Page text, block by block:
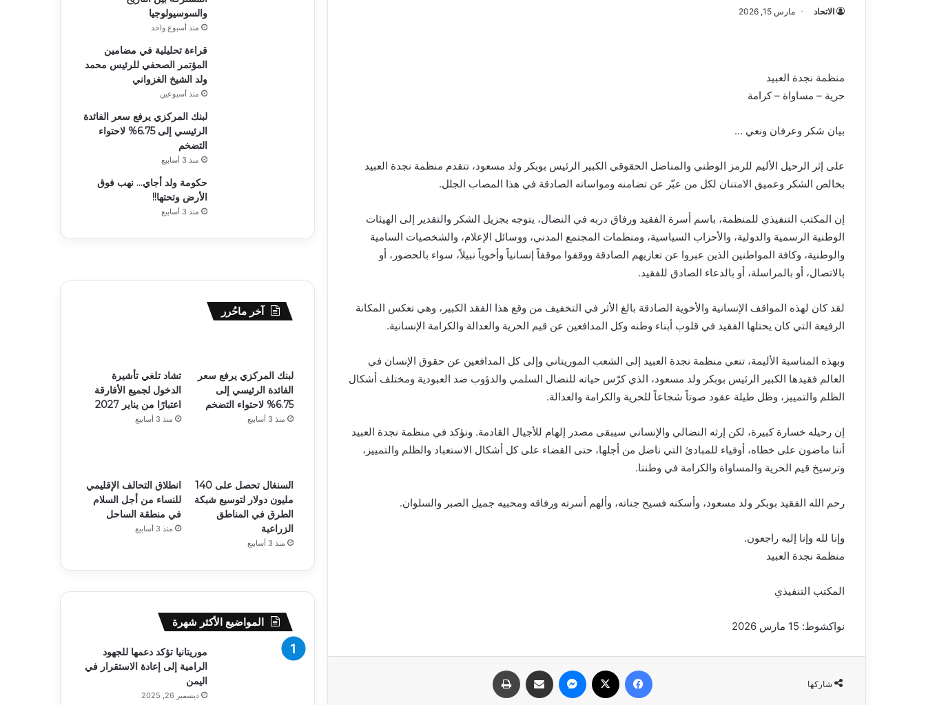
الاتحاد مارس 15, 2026
منظمة نجدة العبيد
حرية – مساواة – كرامة
بيان شكر وعرفان ونعي …
على إثر الرحيل الأليم للرمز الوطني والمناضل الحقوقي الكبير الرئيس بوبكر ولد مسعود، تتقدم منظمة نجدة العبيد
بخالص الشكر وعميق الامتنان لكل من عبّر عن تضامنه ومواساته الصادقة في هذا المصاب الجلل.
إن المكتب التنفيذي للمنظمة، باسم أسرة الفقيد ورفاق دربه في النضال، يتوجه بجزيل الشكر والتقدير إلى الهيئات
الوطنية الرسمية والدولية، والأحزاب السياسية، ومنظمات المجتمع المدني، ووسائل الإعلام، والشخصيات السامية
والوطنية، وكافة المواطنين الذين عبروا عن تعازيهم الصادقة ووقفوا موقفاً إنسانياً وأخوياً نبيلاً، سواء بالحضور، أو
بالاتصال، أو بالمراسلة، أو بالدعاء الصادق للفقيد.
لقد كان لهذه المواقف الإنسانية والأخوية الصادقة بالغ الأثر في التخفيف من وقع هذا الفقد الكبير، وهي تعكس المكانة
الرفيعة التي كان يحتلها الفقيد في قلوب أبناء وطنه وكل المدافعين عن قيم الحرية والعدالة والكرامة الإنسانية.
وبهذه المناسبة الأليمة، تنعي منظمة نجدة العبيد إلى الشعب الموريتاني وإلى كل المدافعين عن حقوق الإنسان في
العالم فقيدها الكبير الرئيس بوبكر ولد مسعود، الذي كرّس حياته للنضال السلمي والدؤوب ضد العبودية ومختلف أشكال
الظلم والتمييز، وظل طيلة عقود صوتاً شجاعاً للحرية والكرامة والعدالة.
إن رحيله خسارة كبيرة، لكن إرثه النضالي والإنساني سيبقى مصدر إلهام للأجيال القادمة. ونؤكد في منظمة نجدة العبيد
أننا ماضون على خطاه، أوفياء للمبادئ التي ناضل من أجلها، حتى القضاء على كل أشكال الاستعباد والظلم والتمييز،
وترسيخ قيم الحرية والمساواة والكرامة في وطننا.
رحم الله الفقيد بوبكر ولد مسعود، وأسكنه فسيح جناته، وألهم أسرته ورفاقه ومحبيه جميل الصبر والسلوان.
وإنا لله وإنا إليه راجعون.
منظمة نجدة العبيد
المكتب التنفيذي
نواكشوط: 15 مارس 2026
شاركها
فيسبوك ماسنجر مشاركة عبر البريد
والسوسيولوجيا
منذ أسبوع واحد
قراءة تحليلية في مضامين
المؤتمر الصحفي للرئيس محمد
ولد الشيخ الغزواني
منذ أسبوعين
لبنك المركزي يرفع سعر الفائدة
الرئيسي إلى 6.75% لاحتواء
التضخم
منذ 3 أسابيع
حكومة ولد أجاي… نهب فوق
الأرض وتحتها!!
منذ 3 أسابيع
آخر ماحُرر
لبنك المركزي يرفع سعر
الفائدة الرئيسي إلى
6.75% لاحتواء التضخم
منذ 3 أسابيع
تشاد تلغي تأشيرة
الدخول لجميع الأفارقة
اعتبارًا من يناير 2027
منذ 3 أسابيع
السنغال تحصل على 140
مليون دولار لتوسيع شبكة
الطرق في المناطق
الزراعية
منذ 3 أسابيع
انطلاق التحالف الإقليمي
للنساء من أجل السلام
في منطقة الساحل
منذ 3 أسابيع
المواضيع الأكثر شهرة
موريتانيا تؤكد دعمها للجهود
الرامية إلى إعادة الاستقرار في
اليمن
ديسمبر 26, 2025